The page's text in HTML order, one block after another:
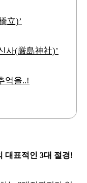
立)’
사(厳島神社)’
억을..!
대표적인 3대 절경!